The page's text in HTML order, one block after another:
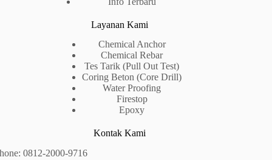
Layanan Kami
Chemical Anchor
Chemical Rebar
Tes Tarik (Pull Out Test)
Coring Beton (Core Drill)
Water Proofing
Firestop
Epoxy
Kontak Kami
0812-2000-9716